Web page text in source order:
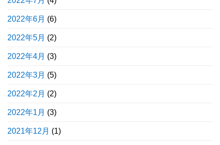
2022年6月 (6)
2022年5月 (2)
2022年4月 (3)
2022年3月 (5)
2022年2月 (2)
2022年1月 (3)
2021年12月 (1)